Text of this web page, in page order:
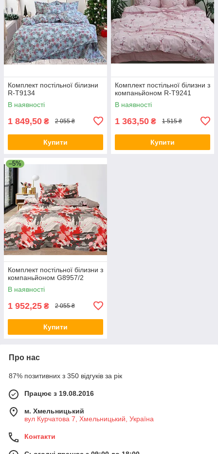
Комплект постільної білизни
R-T9134
В наявності
1 849,50 ₴ 2 055 ₴
Купити
Комплект постільної білизни з
компаньйоном R-T9241
В наявності
1 363,50 ₴ 1 515 ₴
Купити
–5%
Комплект постільної білизни з
компаньйоном G8957/2
В наявності
1 952,25 ₴ 2 055 ₴
Купити
Про нас
87% позитивних з 350 відгуків за рік
Працює з 19.08.2016
м. Хмельницький
вул Курчатова 7, Хмельницький, Україна
Контакти